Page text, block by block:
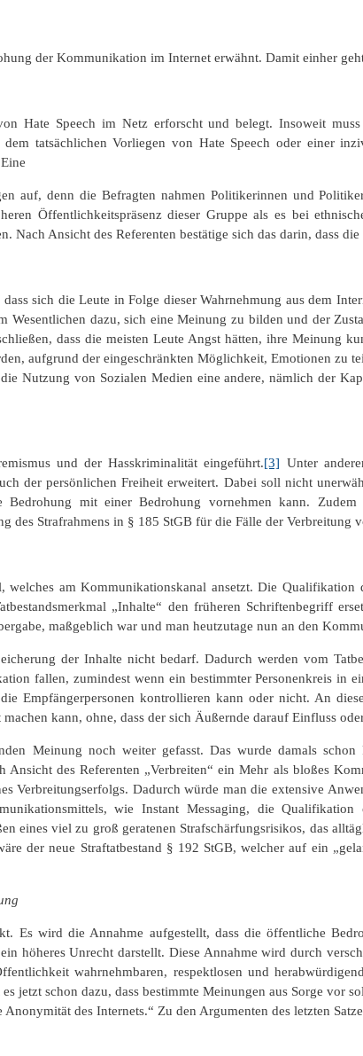
der Kommunikation im Internet erwähnt. Damit einher
Hate Speech im Netz erforscht und belegt. Insoweit
tatsächlichen Vorliegen von Hate Speech oder einer
auf, denn die Befragten nahmen Politikerinnen und
Öffentlichkeitspräsenz dieser Gruppe als es bei
Nach Ansicht des Referenten bestätige sich das darin, dass
sich die Leute in Folge dieser Wahrnehmung aus dem
Wesentlichen dazu, sich eine Meinung zu bilden und der
dass die meisten Leute Angst hätten, ihre Meinung
aufgrund der eingeschränkten Möglichkeit, Emotionen zu
Nutzung von Sozialen Medien eine andere, nämlich der
und der Hasskriminalität eingeführt.[3] Unter
der persönlichen Freiheit erweitert. Dabei soll nicht
mit einer Bedrohung vornehmen kann.
des Strafrahmens in § 185 StGB für die Fälle der Verbreitung
welches am Kommunikationskanal ansetzt. Die
„Inhalte“ den früheren Schriftenbegriff
maßgeblich war und man heutzutage nun an den
der Inhalte nicht bedarf. Dadurch werden vom
fallen, zumindest wenn ein bestimmter Personenkreis in
Empfängerpersonen kontrollieren kann oder nicht. An
kann, ohne, dass der sich Äußernde darauf Einfluss
Meinung noch weiter gefasst. Das wurde damals
Ansicht des Referenten „Verbreiten“ ein Mehr als bloßes
Verbreitungserfolgs. Dadurch würde man die extensive
wie Instant Messaging, die
eines viel zu groß geratenen Strafschärfungsrisikos, das
der neue Straftatbestand § 192 StGB, welcher auf ein
Es wird die Annahme aufgestellt, dass die öffentliche
höheres Unrecht darstellt. Diese Annahme wird durch
wahrnehmbaren, respektlosen und
jetzt schon dazu, dass bestimmte Meinungen aus Sorge vor
des Internets.“ Zu den Argumenten des letzten